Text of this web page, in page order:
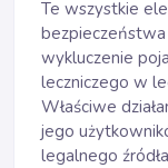
Te wszystkie
wykluczenie
leczniczego w
Właściwe
jego
legalnego